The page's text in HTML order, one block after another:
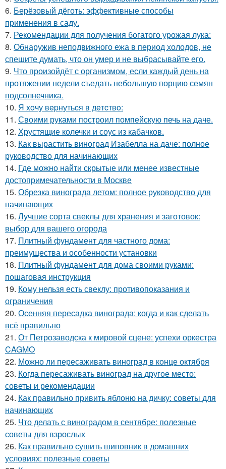
6. Берёзовый дёготь: эффективные способы
применения в саду.
7. Рекомендации для получения богатого урожая лука:
8. Обнаружив неподвижного ежа в период холодов, не
спешите думать, что он умер и не выбрасывайте его.
9. Что произойдёт с организмом, если каждый день на
протяжении недели съедать небольшую порцию семян
подсолнечника.
10. Я xoчу вepнутьcя в дeтcтвo:
11. Своими руками построил помпейскую печь на даче.
12. Хрустящие колечки и соус из кабачков.
13. Как вырастить виноград Изабелла на даче: полное
руководство для начинающих
14. Где можно найти скрытые или менее известные
достопримечательности в Москве
15. Обрезка винограда летом: полное руководство для
начинающих
16. Лучшие сорта свеклы для хранения и заготовок:
выбор для вашего огорода
17. Плитный фундамент для частного дома:
преимущества и особенности установки
18. Плитный фундамент для дома своими руками:
пошаговая инструкция
19. Кому нельзя есть свеклу: противопоказания и
ограничения
20. Осенняя пересадка винограда: когда и как сделать
всё правильно
21. От Петрозаводска к мировой сцене: успехи оркестра
CAGMO
22. Можно ли пересаживать виноград в конце октября
23. Когда пересаживать виноград на другое место:
советы и рекомендации
24. Как правильно привить яблоню на дичку: советы для
начинающих
25. Что делать с виноградом в сентябре: полезные
советы для взрослых
26. Как правильно сушить шиповник в домашних
условиях: полезные советы